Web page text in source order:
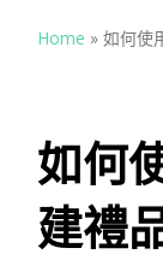
Home »如何使
如何
建禮